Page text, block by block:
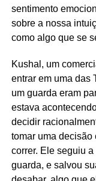
sentimento
sobre a nossa
como algo que se
Kushal, um
entrar em uma das
um guarda eram
estava
decidir
tomar uma decisão
correr. Ele seguiu
guarda, e salvou